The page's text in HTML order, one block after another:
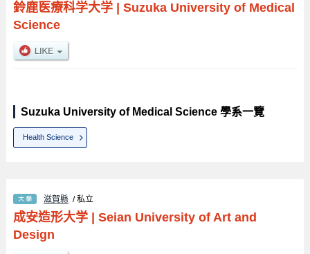
鈴鹿医療科学大学| Suzuka University of Medical
Science
Suzuka University of Medical Science 學系一覽
Health Science
滋賀縣 / 私立
成安造形大学| Seian University of Art and
Design